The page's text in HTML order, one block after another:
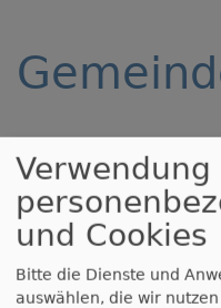
Verwendung
und Cookies
Bitte die Dienste und
auswählen, die wir